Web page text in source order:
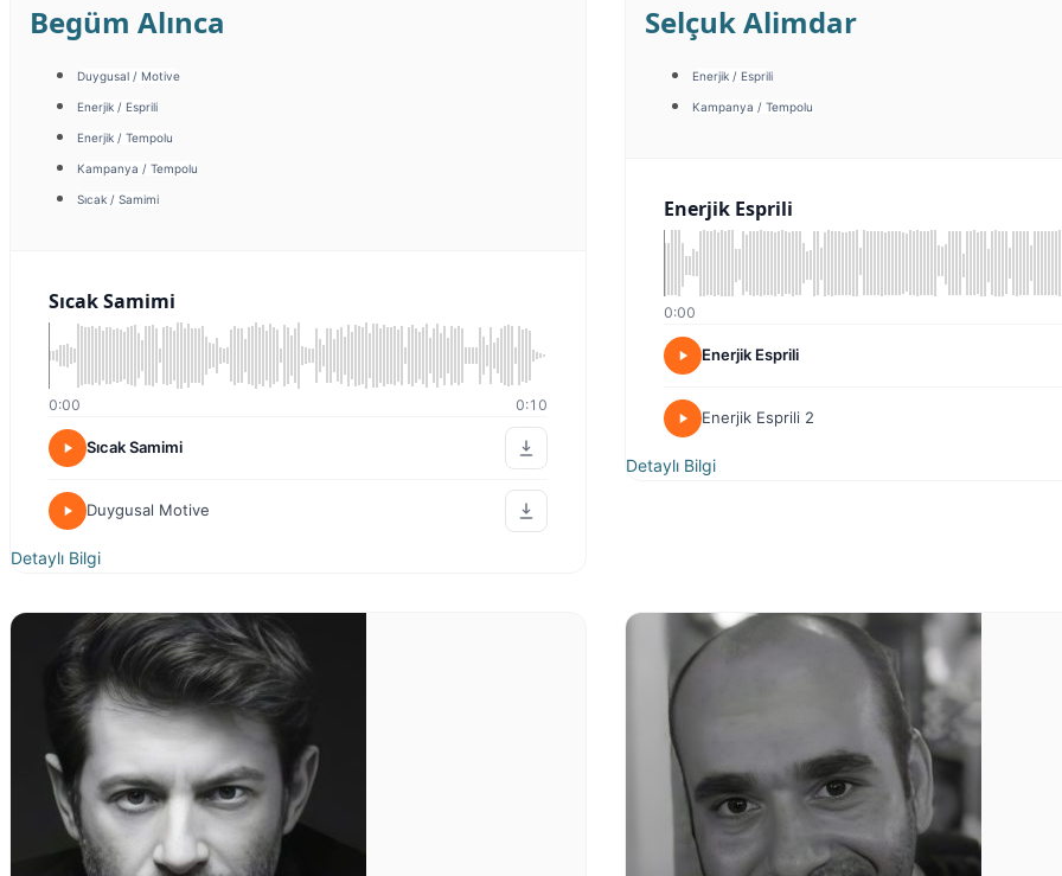
Begüm Alınca
Duygusal / Motive
Enerjik / Esprili
Enerjik / Tempolu
Kampanya / Tempolu
Sıcak / Samimi
Sıcak Samimi
0:00 0:10
Sıcak Samimi
Duygusal Motive
Detaylı Bilgi
Selçuk Alimdar
Enerjik / Esprili
Kampanya / Tempolu
Enerjik Esprili
0:00
Enerjik Esprili
Enerjik Esprili 2
Detaylı Bilgi